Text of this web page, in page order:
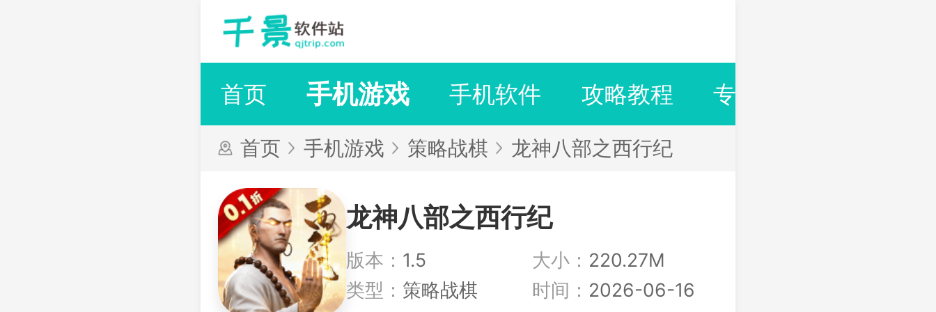
首页 手机游戏 手机软件 攻略教程 专题合集
首页 手机游戏 策略战棋 龙神八部之西行纪
龙神八部之西行纪
版本： 1.5 大小： 220.27M
类型： 策略战棋 时间： 2026-06-16